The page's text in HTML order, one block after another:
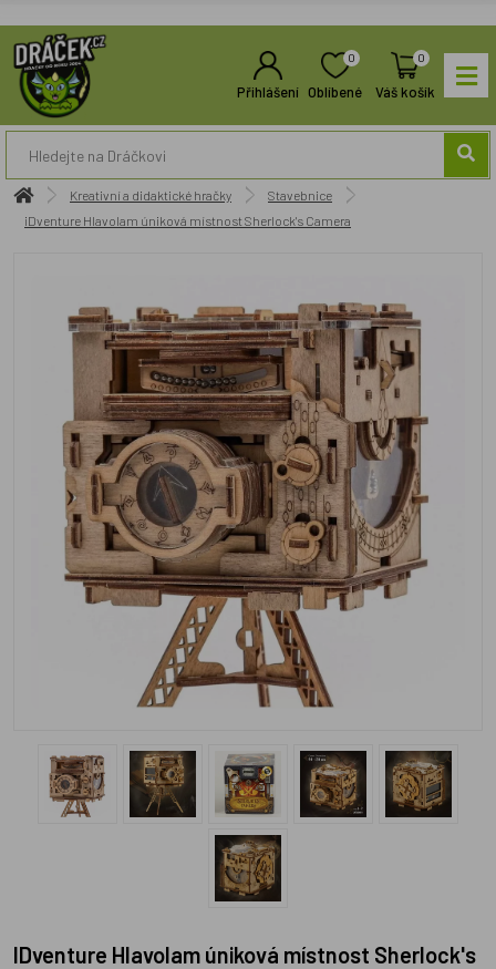
Přihlášení
0
Oblíbené
0
Váš košík
Kreativní a didaktické hračky
Stavebnice
iDventure Hlavolam úniková místnost Sherlock's Camera
iDventure Hlavolam úniková místnost Sherlock's